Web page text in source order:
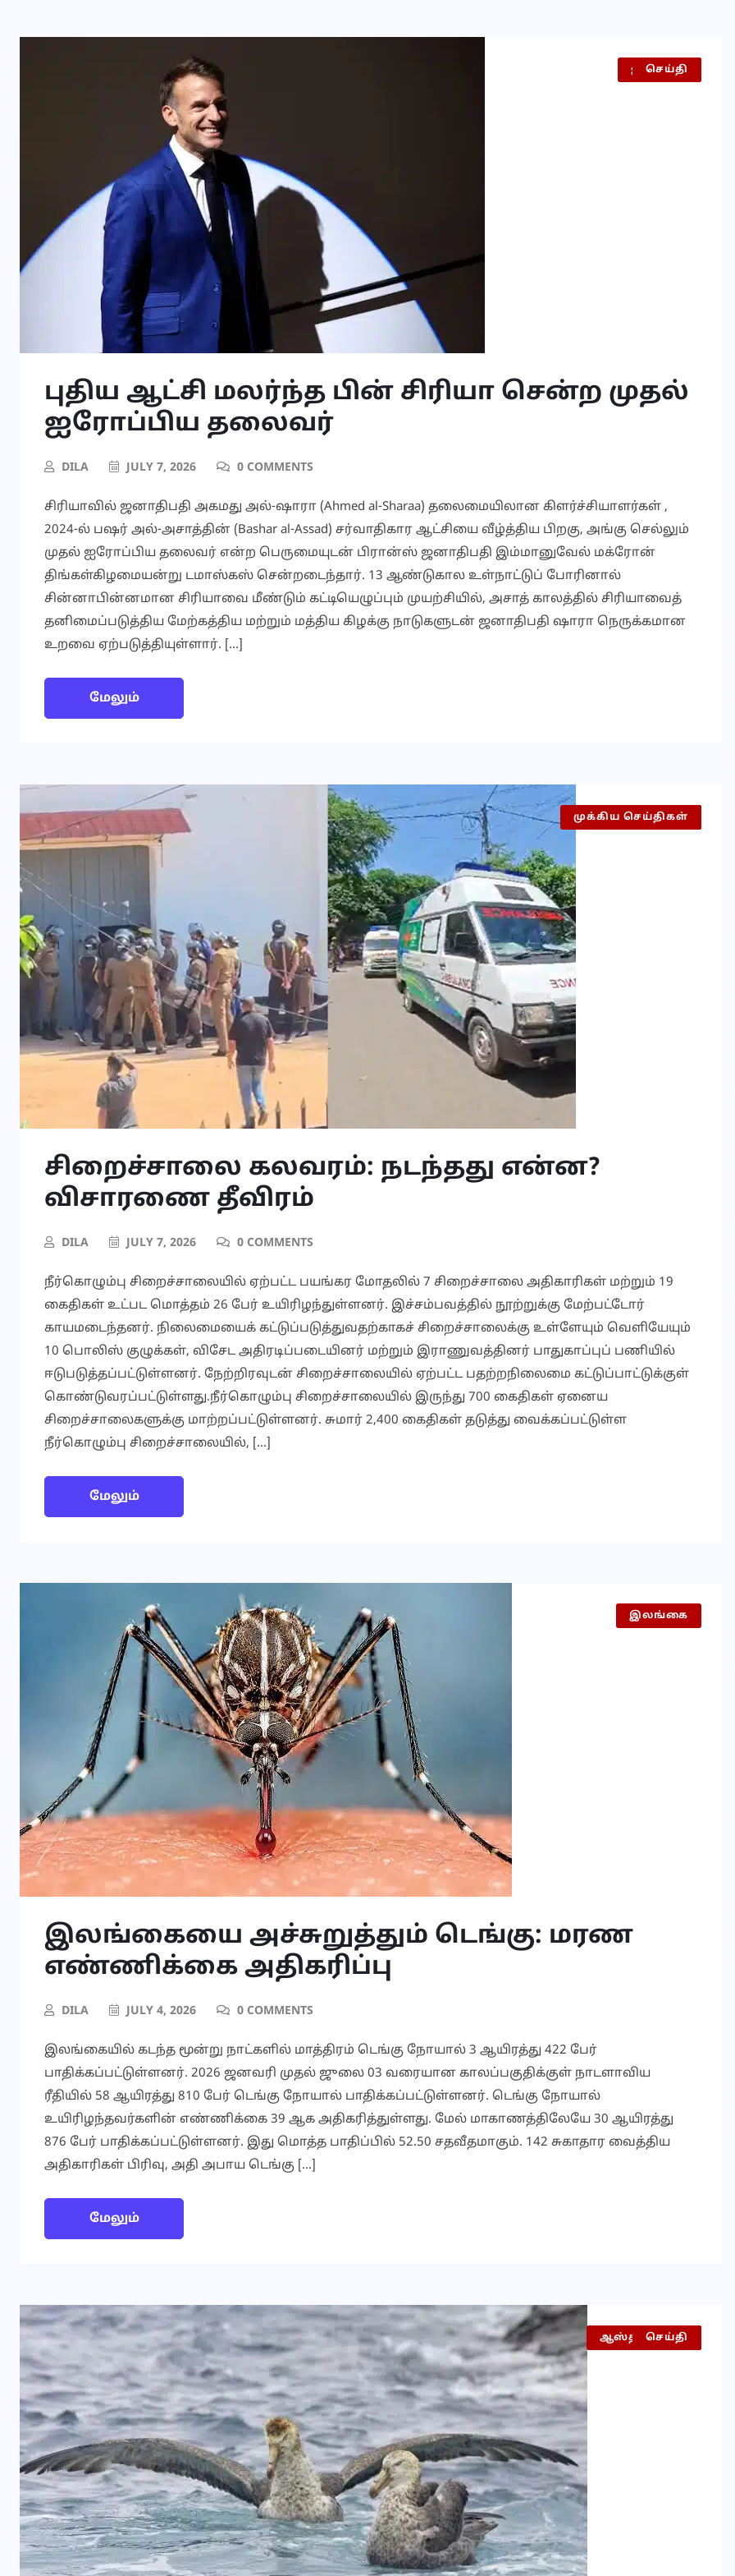
ஐரோப்பா
செய்தி
புதிய ஆட்சி மலர்ந்த பின் சிரியா சென்ற முதல்
ஐரோப்பிய தலைவர்
DILA JULY 7, 2026 0 COMMENTS
சிரியாவில் ஜனாதிபதி அகமது அல்-ஷாரா (Ahmed al-Sharaa) தலைமையிலான கிளர்ச்சியாளர்கள் ,
2024-ல் பஷர் அல்-அசாத்தின் (Bashar al-Assad) சர்வாதிகார ஆட்சியை வீழ்த்திய பிறகு, அங்கு செல்லும்
முதல் ஐரோப்பிய தலைவர் என்ற பெருமையுடன் பிரான்ஸ் ஜனாதிபதி இம்மானுவேல் மக்ரோன்
திங்கள்கிழமையன்று டமாஸ்கஸ் சென்றடைந்தார். 13 ஆண்டுகால உள்நாட்டுப் போரினால்
சின்னாபின்னமான சிரியாவை மீண்டும் கட்டியெழுப்பும் முயற்சியில், அசாத் காலத்தில் சிரியாவைத்
தனிமைப்படுத்திய மேற்கத்திய மற்றும் மத்திய கிழக்கு நாடுகளுடன் ஜனாதிபதி ஷாரா நெருக்கமான
உறவை ஏற்படுத்தியுள்ளார். […]
மேலும்
இலங்கை
செய்தி
முக்கிய செய்திகள்
சிறைச்சாலை கலவரம்: நடந்தது என்ன?
விசாரணை தீவிரம்
DILA JULY 7, 2026 0 COMMENTS
நீர்கொழும்பு சிறைச்சாலையில் ஏற்பட்ட பயங்கர மோதலில் 7 சிறைச்சாலை அதிகாரிகள் மற்றும் 19
கைதிகள் உட்பட மொத்தம் 26 பேர் உயிரிழந்துள்ளனர். இச்சம்பவத்தில் நூற்றுக்கு மேற்பட்டோர்
காயமடைந்தனர். நிலைமையைக் கட்டுப்படுத்துவதற்காகச் சிறைச்சாலைக்கு உள்ளேயும் வெளியேயும்
10 பொலிஸ் குழுக்கள், விசேட அதிரடிப்படையினர் மற்றும் இராணுவத்தினர் பாதுகாப்புப் பணியில்
ஈடுபடுத்தப்பட்டுள்ளனர். நேற்றிரவுடன் சிறைச்சாலையில் ஏற்பட்ட பதற்றநிலைமை கட்டுப்பாட்டுக்குள்
கொண்டுவரப்பட்டுள்ளது.நீர்கொழும்பு சிறைச்சாலையில் இருந்து 700 கைதிகள் ஏனைய
சிறைச்சாலைகளுக்கு மாற்றப்பட்டுள்ளனர். சுமார் 2,400 கைதிகள் தடுத்து வைக்கப்பட்டுள்ள
நீர்கொழும்பு சிறைச்சாலையில், […]
மேலும்
இலங்கை
இலங்கையை அச்சுறுத்தும் டெங்கு: மரண
எண்ணிக்கை அதிகரிப்பு
DILA JULY 4, 2026 0 COMMENTS
இலங்கையில் கடந்த மூன்று நாட்களில் மாத்திரம் டெங்கு நோயால் 3 ஆயிரத்து 422 பேர்
பாதிக்கப்பட்டுள்ளனர். 2026 ஜனவரி முதல் ஜுலை 03 வரையான காலப்பகுதிக்குள் நாடளாவிய
ரீதியில் 58 ஆயிரத்து 810 பேர் டெங்கு நோயால் பாதிக்கப்பட்டுள்ளனர். டெங்கு நோயால்
உயிரிழந்தவர்களின் எண்ணிக்கை 39 ஆக அதிகரித்துள்ளது. மேல் மாகாணத்திலேயே 30 ஆயிரத்து
876 பேர் பாதிக்கப்பட்டுள்ளனர். இது மொத்த பாதிப்பில் 52.50 சதவீதமாகும். 142 சுகாதார வைத்திய
அதிகாரிகள் பிரிவு, அதி அபாய டெங்கு […]
மேலும்
ஆஸ்திரேலியா
உலகம்
செய்தி